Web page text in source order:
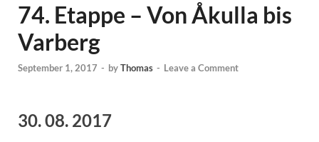
74. Etappe – Von Åkulla bis
Varberg
September 1, 2017 - byThomas - Leave a Comment
30. 08. 2017